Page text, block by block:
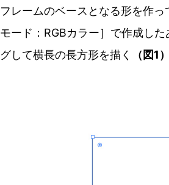
フレームのベースとなる形を作
モード：RGBカラー］で作成し
グして横長の長方形を描く
（図1）